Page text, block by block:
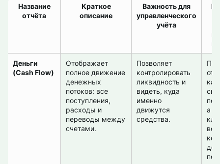
Название
отчёта
Краткое
описание
Важность для
управленческого
учёта
Деньги
(Cash Flow)
Отображает
полное движение
денежных
потоков: все
поступления,
расходы и
переводы между
счетами.
Позволяет
контролировать
ликвидность и
видеть, куда
именно
движутся
средства.
а